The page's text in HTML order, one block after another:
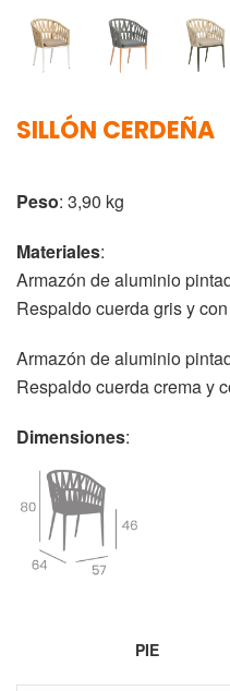
SILLÓN CERDEÑA
Peso: 3,90 kg
Materiales:
Armazón de aluminio
Respaldo cuerda gris y
Armazón de aluminio
Respaldo cuerda crema y
Dimensiones:
PIE